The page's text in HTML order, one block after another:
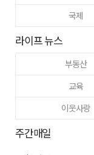
국제
라이프 뉴스
부동산
교육
이웃사랑
주간매일